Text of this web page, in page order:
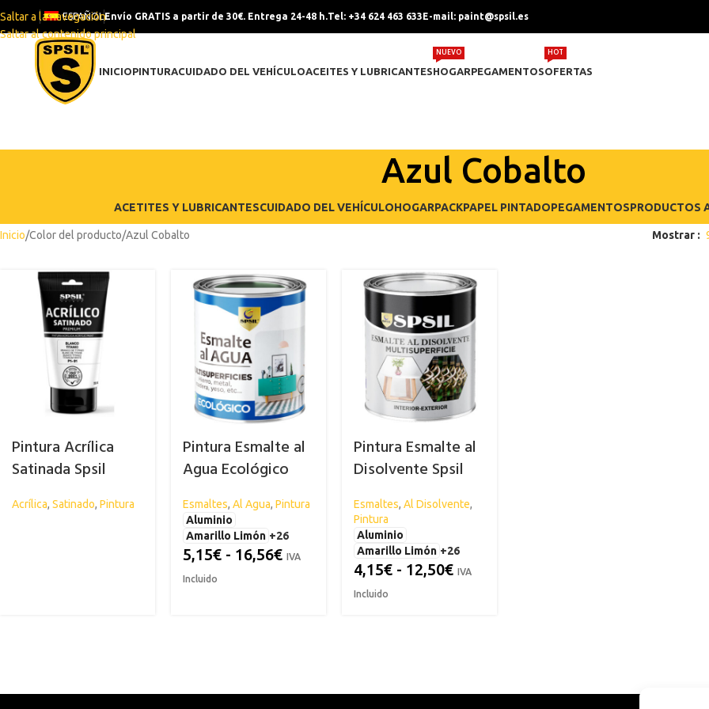
Saltar a la navegación
Saltar al contenido principal
ESPAÑOLEnvío GRATIS a partir de 30€. Entrega 24-48 h.Tel: +34 624 463 633E-mail: paint@spsil.es
INICIOPINTURA
Antimoho Al Disolvente
CUIDADO DEL VEHÍCULO
Limpia Cristales
ACEITES Y LUBRICANTESHOGAR
NUEVO
PEGAMENTOSOFERTAS
HOT
Azul Cobalto
ACETITES Y LUBRICANTESCUIDADO DEL VEHÍCULOHOGARPACKPAPEL PINTADOPEGAMENTOSPRODUCTOS
Inicio Color del producto Azul Cobalto Mostrar
Pintura Acrílica
Satinada Spsil
Acrílica, Satinado, Pintura
Pintura Esmalte al
Agua Ecológico
SPSIL
Esmaltes,Al Agua,Pintura
Aluminio
Amarillo Limón +26
5,15€ - 16,56€ IVA
Incluido
Pintura Esmalte al
Disolvente Spsil
Esmaltes,Al Disolvente,
Pintura
Aluminio
Amarillo Limón +26
4,15€ - 12,50€ IVA
Incluido